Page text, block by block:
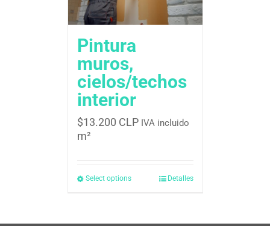
Pintura
muros,
cielos/techos
interior
$13.200 CLP IVA incluido
m²
Select options Detalles